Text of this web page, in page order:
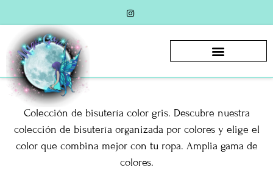
Colección de bisutería color gris. Descubre nuestra
colección de bisutería organizada por colores y elige el
color que combina mejor con tu ropa. Amplia gama de
colores.